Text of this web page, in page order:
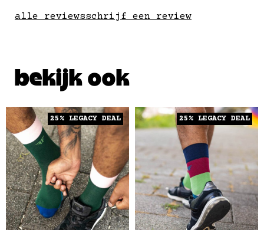
alle reviewsschrijf een review
bekijk ook
25% LEGACY DEAL 25% LEGACY DEAL